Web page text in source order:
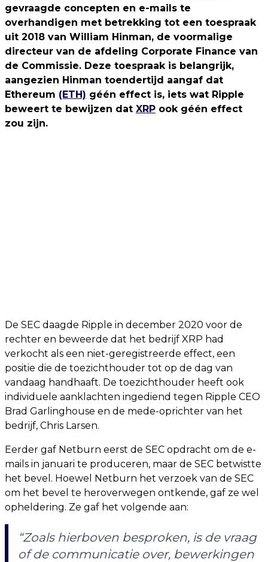
gevraagde concepten en e-mails te
overhandigen met betrekking tot een toespraak
uit 2018 van William Hinman, de voormalige
directeur van de afdeling Corporate Finance van
de Commissie. Deze toespraak is belangrijk,
aangezien Hinman toendertijd aangaf dat
Ethereum (ETH) géén effect is, iets wat Ripple
beweert te bewijzen dat XRP ook géén effect
zou zijn.
De SEC daagde Ripple in december 2020 voor de
rechter en beweerde dat het bedrijf XRP had
verkocht als een niet-geregistreerde effect, een
positie die de toezichthouder tot op de dag van
vandaag handhaaft. De toezichthouder heeft ook
individuele aanklachten ingediend tegen Ripple CEO
Brad Garlinghouse en de mede-oprichter van het
bedrijf, Chris Larsen.
Eerder gaf Netburn eerst de SEC opdracht om de e-
mails in januari te produceren, maar de SEC betwistte
het bevel. Hoewel Netburn het verzoek van de SEC
om het bevel te heroverwegen ontkende, gaf ze wel
opheldering. Ze gaf het volgende aan:
“Zoals hierboven besproken, is de vraag
of de communicatie over, bewerkingen